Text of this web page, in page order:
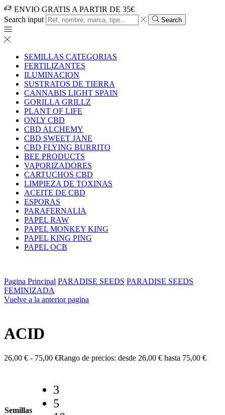
ENVIO GRATIS A PARTIR DE 35€
Search input
Search
SEMILLAS CATEGORIAS
FERTILIZANTES
ILUMINACION
SUSTRATOS DE TIERRA
CANNABIS LIGHT SPAIN
GORILLA GRILLZ
PLANT OF LIFE
ONLY CBD
CBD ALCHEMY
CBD SWEET JANE
CBD FLYING BURRITO
BEE PRODUCTS
VAPORIZADORES
CARTUCHOS CBD
LIMPIEZA DE TOXINAS
ACEITE DE CBD
ESPORAS
PARAFERNALIA
PAPEL RAW
PAPEL MONKEY KING
PAPEL KING PING
PAPEL OCB
Pagina Principal PARADISE SEEDS PARADISE SEEDS
FEMINIZADA
Vuelve a la anterior pagina
ACID
26,00 € - 75,00 €Rango de precios: desde 26,00 € hasta 75,00 €
Semillas
3
5